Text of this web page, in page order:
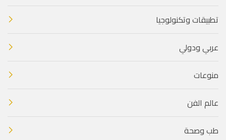
تطبيقات وتكنولوجيا
عربي ودولي
منوعات
عالم الفن
طب وصحة